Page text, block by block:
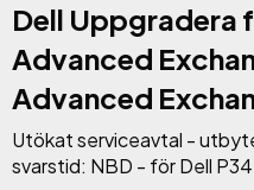
Dell Uppgradera
Advanced
Advanced
Utökat serviceavtal -
svarstid: NBD - för Dell